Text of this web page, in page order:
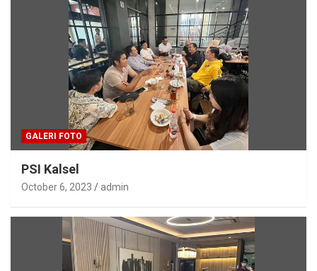
GALERI FOTO
PSI Kalsel
October 6, 2023 admin